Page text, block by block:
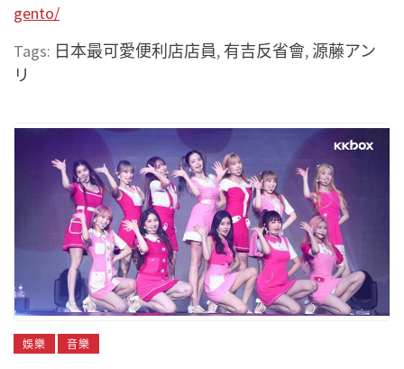
gento/
Tags: 日本最可愛便利店店員, 有吉反省會, 源藤アン
リ
娛樂 音樂